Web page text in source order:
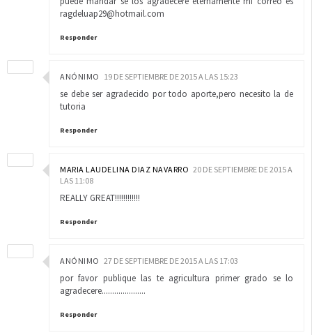
ragdeluap29@hotmail.com
Responder
ANÓNIMO 19 DE SEPTIEMBRE DE 2015 A LAS 15:23
se debe ser agradecido por todo aporte,pero necesito la de
tutoria
Responder
MARIA LAUDELINA DIAZ NAVARRO 20 DE SEPTIEMBRE DE 2015 A
LAS 11:08
REALLY GREAT!!!!!!!!!!!!
Responder
ANÓNIMO 27 DE SEPTIEMBRE DE 2015 A LAS 17:03
por favor publique las te agricultura primer grado se lo
agradecere.....................
Responder